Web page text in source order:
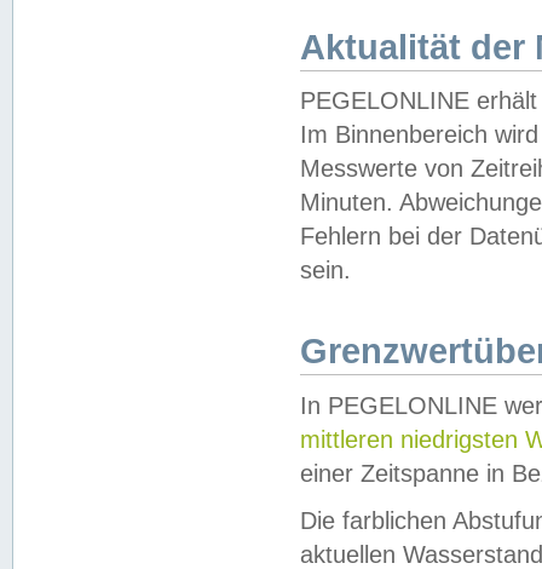
Aktualität der
PEGELONLINE
Im Binnenbereich
Messwerte von
Minuten.
Fehlern bei der
sein.
In PEGELONLINE
mittleren niedrigsten
einer Zeitspanne in
Die farblichen
aktuellen